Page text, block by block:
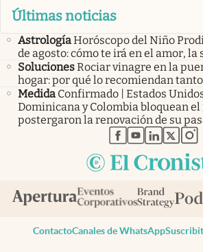
Últimas noticias
AstrologíaHoróscopo del Niño
de agosto: cómo te irá en el amor, la
SolucionesRociar vinagre en la
hogar: por qué lo recomiendan
Medida Confirmado | Estados
Dominicana y Colombia bloquean
postergaron la renovación de su
abre en nueva
abre enabre en
abre
ContactoCanales de WhatsApp